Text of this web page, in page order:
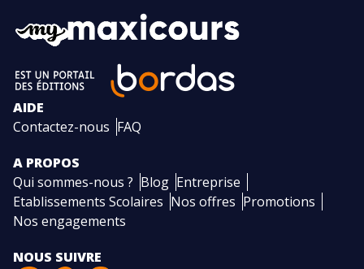
AIDE
Contactez-nous FAQ
A PROPOS
Qui sommes-nous ? Blog Entreprise
Etablissements Scolaires Nos offres Promotions
Nos engagements
NOUS SUIVRE